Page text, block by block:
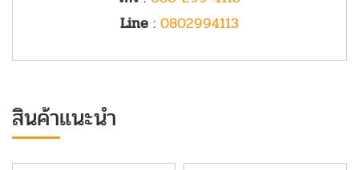
Line : 0802994113
สินค้าแนะนำ